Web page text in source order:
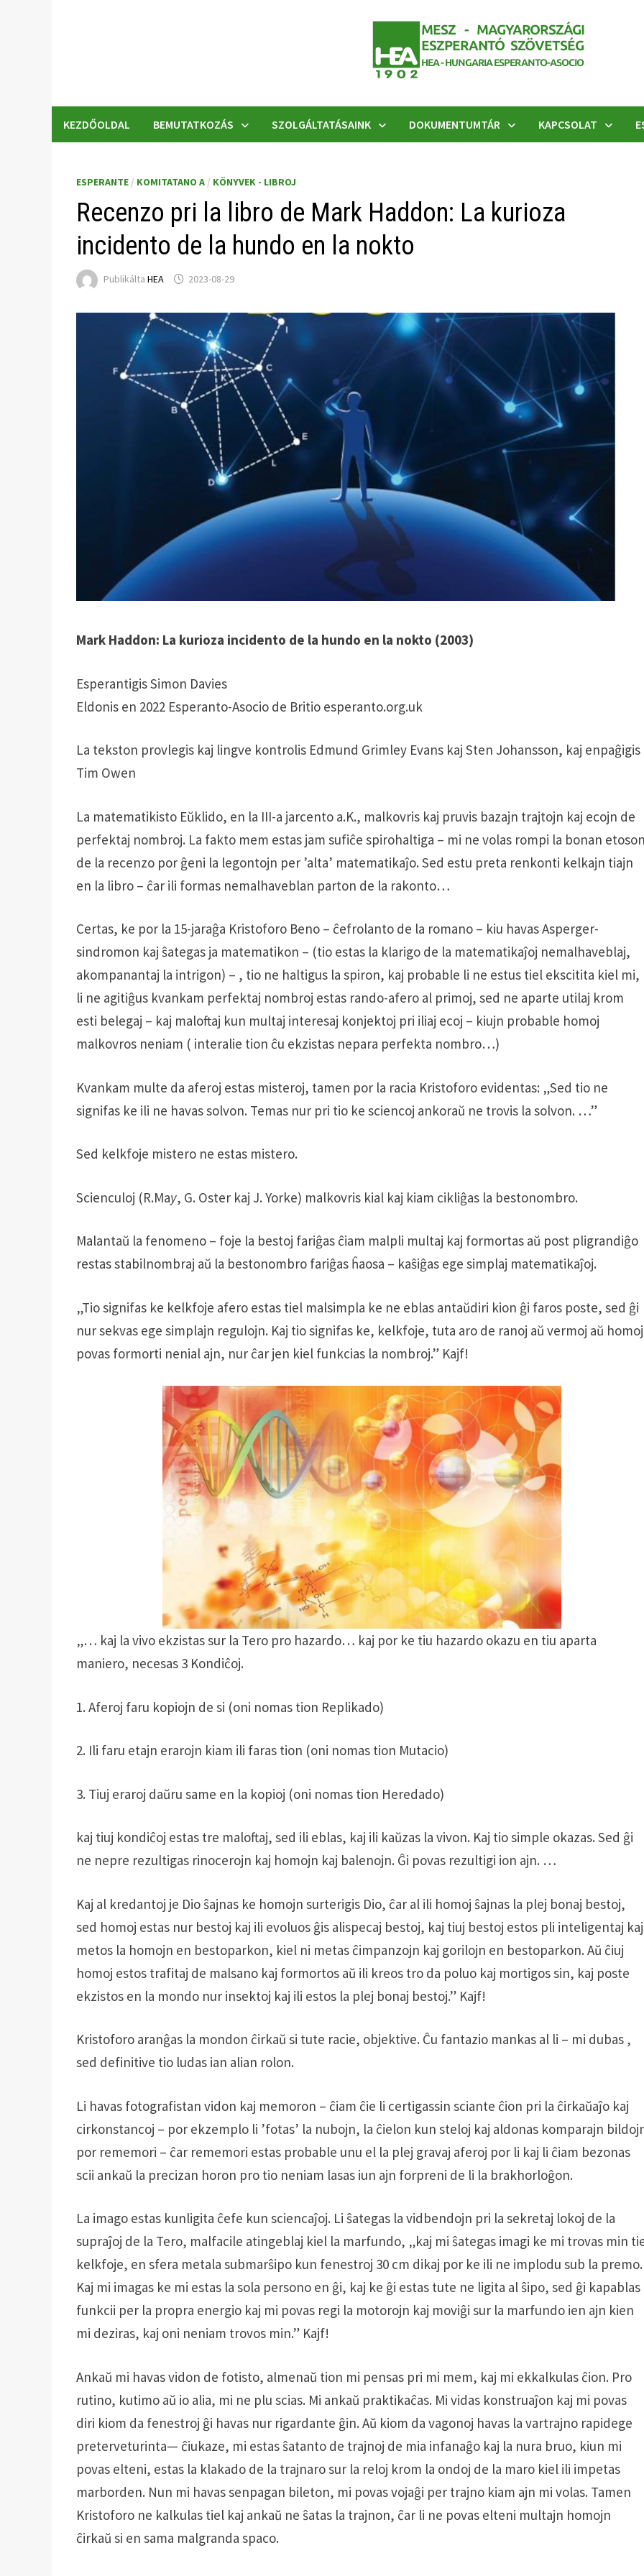
KEZDŐOLDAL BEMUTATKOZÁS SZOLGÁLTATÁSAINK DOKUMENTUMTÁR KAPCSOLAT
ESPERANTE / KOMITATANO A / KÖNYVEK - LIBROJ
Recenzo pri la libro de Mark Haddon: La kurioza
incidento de la hundo en la nokto
PublikáltaHEA 2023-08-29
Mark Haddon: La kurioza incidento de la hundo en la nokto (2003)
Esperantigis Simon Davies
Eldonis en 2022 Esperanto-Asocio de Britio esperanto.org.uk
La tekston provlegis kaj lingve kontrolis Edmund Grimley Evans kaj Sten Johansson, kaj enpaĝigis
Tim Owen
La matematikisto Eŭklido, en la III-a jarcento a.K., malkovris kaj pruvis bazajn trajtojn kaj ecojn de
perfektaj nombroj. La fakto mem estas jam sufiĉe spirohaltiga – mi ne volas rompi la bonan
de la recenzo por ĝeni la legontojn per ’alta’ matematikaĵo. Sed estu preta renkonti kelkajn tiajn
en la libro – ĉar ili formas nemalhaveblan parton de la rakonto…
Certas, ke por la 15-jaraĝa Kristoforo Beno – ĉefrolanto de la romano – kiu havas Asperger-
sindromon kaj ŝategas ja matematikon – (tio estas la klarigo de la matematikaĵoj nemalhaveblaj,
akompanantaj la intrigon) – , tio ne haltigus la spiron, kaj probable li ne estus tiel ekscitita kiel mi,
li ne agitiĝus kvankam perfektaj nombroj estas rando-afero al primoj, sed ne aparte utilaj krom
esti belegaj – kaj maloftaj kun multaj interesaj konjektoj pri iliaj ecoj – kiujn probable homoj
malkovros neniam ( interalie tion ĉu ekzistas nepara perfekta nombro…)
Kvankam multe da aferoj estas misteroj, tamen por la racia Kristoforo evidentas: „Sed tio ne
signifas ke ili ne havas solvon. Temas nur pri tio ke sciencoj ankoraŭ ne trovis la solvon. …”
Sed kelkfoje mistero ne estas mistero.
Scienculoj (R.May, G. Oster kaj J. Yorke) malkovris kial kaj kiam cikliĝas la bestonombro.
Malantaŭ la fenomeno – foje la bestoj fariĝas ĉiam malpli multaj kaj formortas aŭ post pligrandiĝo
restas stabilnombraj aŭ la bestonombro fariĝas ĥaosa – kaŝiĝas ege simplaj matematikaĵoj.
„Tio signifas ke kelkfoje afero estas tiel malsimpla ke ne eblas antaŭdiri kion ĝi faros poste, sed ĝi
nur sekvas ege simplajn regulojn. Kaj tio signifas ke, kelkfoje, tuta aro de ranoj aŭ vermoj aŭ homoj
povas formorti nenial ajn, nur ĉar jen kiel funkcias la nombroj.” Kajf!
„… kaj la vivo ekzistas sur la Tero pro hazardo… kaj por ke tiu hazardo okazu en tiu aparta
maniero, necesas 3 Kondiĉoj.
1. Aferoj faru kopiojn de si (oni nomas tion Replikado)
2. Ili faru etajn erarojn kiam ili faras tion (oni nomas tion Mutacio)
3. Tiuj eraroj daŭru same en la kopioj (oni nomas tion Heredado)
kaj tiuj kondiĉoj estas tre maloftaj, sed ili eblas, kaj ili kaŭzas la vivon. Kaj tio simple okazas. Sed ĝi
ne nepre rezultigas rinocerojn kaj homojn kaj balenojn. Ĝi povas rezultigi ion ajn. …
Kaj al kredantoj je Dio ŝajnas ke homojn surterigis Dio, ĉar al ili homoj ŝajnas la plej bonaj bestoj,
sed homoj estas nur bestoj kaj ili evoluos ĝis alispecaj bestoj, kaj tiuj bestoj estos pli inteligentaj kaj
metos la homojn en bestoparkon, kiel ni metas ĉimpanzojn kaj gorilojn en bestoparkon. Aŭ ĉiuj
homoj estos trafitaj de malsano kaj formortos aŭ ili kreos tro da poluo kaj mortigos sin, kaj poste
ekzistos en la mondo nur insektoj kaj ili estos la plej bonaj bestoj.” Kajf!
Kristoforo aranĝas la mondon ĉirkaŭ si tute racie, objektive. Ĉu fantazio mankas al li – mi dubas ,
sed definitive tio ludas ian alian rolon.
Li havas fotografistan vidon kaj memoron – ĉiam ĉie li certigassin sciante ĉion pri la ĉirkaŭaĵo kaj
cirkonstancoj – por ekzemplo li ’fotas’ la nubojn, la ĉielon kun steloj kaj aldonas komparajn
por rememori – ĉar rememori estas probable unu el la plej gravaj aferoj por li kaj li ĉiam bezonas
scii ankaŭ la precizan horon pro tio neniam lasas iun ajn forpreni de li la brakhorloĝon.
La imago estas kunligita ĉefe kun sciencaĵoj. Li ŝategas la vidbendojn pri la sekretaj lokoj de la
supraĵoj de la Tero, malfacile atingeblaj kiel la marfundo, „kaj mi ŝategas imagi ke mi trovas min
kelkfoje, en sfera metala submarŝipo kun fenestroj 30 cm dikaj por ke ili ne implodu sub la premo.
Kaj mi imagas ke mi estas la sola persono en ĝi, kaj ke ĝi estas tute ne ligita al ŝipo, sed ĝi kapablas
funkcii per la propra energio kaj mi povas regi la motorojn kaj moviĝi sur la marfundo ien ajn kien
mi deziras, kaj oni neniam trovos min.” Kajf!
Ankaŭ mi havas vidon de fotisto, almenaŭ tion mi pensas pri mi mem, kaj mi ekkalkulas ĉion. Pro
rutino, kutimo aŭ io alia, mi ne plu scias. Mi ankaŭ praktikaĉas. Mi vidas konstruaĵon kaj mi povas
diri kiom da fenestroj ĝi havas nur rigardante ĝin. Aŭ kiom da vagonoj havas la vartrajno rapidege
preterveturinta— ĉiukaze, mi estas ŝatanto de trajnoj de mia infanaĝo kaj la nura bruo, kiun mi
povas elteni, estas la klakado de la trajnaro sur la reloj krom la ondoj de la maro kiel ili impetas
marborden. Nun mi havas senpagan bileton, mi povas vojaĝi per trajno kiam ajn mi volas. Tamen
Kristoforo ne kalkulas tiel kaj ankaŭ ne ŝatas la trajnon, ĉar li ne povas elteni multajn homojn
ĉirkaŭ si en sama malgranda spaco.